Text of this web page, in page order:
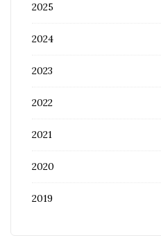
2025
2024
2023
2022
2021
2020
2019